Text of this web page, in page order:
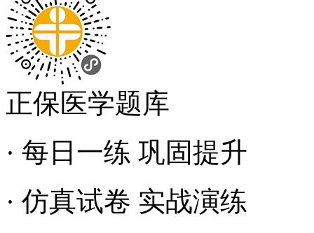
正保医学题库
· 每日一练 巩固提升
· 仿真试卷 实战演练